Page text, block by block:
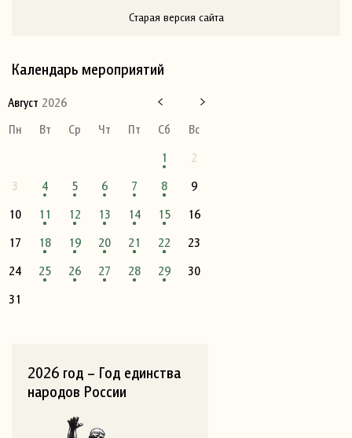
Старая версия сайта
Календарь мероприятий
Август 2026
Пн
Вт Ср Чт Пт Сб
Вс
1
2
3
4 5 6 7 8
9
10
11 12 13 14 15
16
17
18 19 20 21 22
23
24
25 26 27 28 29
30
31
2026 год – Год единства
народов России